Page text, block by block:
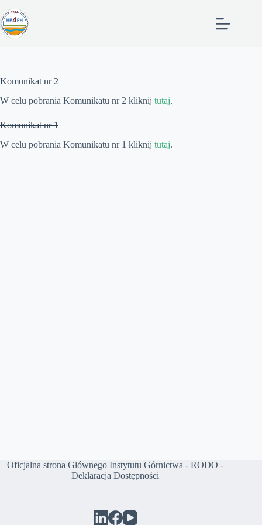
do
treści
Komunikat nr 2
W celu pobrania Komunikatu nr 2 kliknij tutaj.
Komunikat nr 1
W celu pobrania Komunikatu nr 1 kliknijtutaj.
Oficjalna strona Głównego Instytutu Górnictwa -RODO -
Deklaracja Dostępności